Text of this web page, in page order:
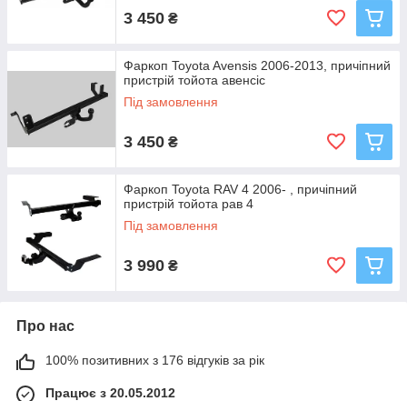
3 450 ₴
Фаркоп Toyota Avensis 2006-2013, причіпний
пристрій тойота авенсіс
Під замовлення
3 450 ₴
Фаркоп Toyota RAV 4 2006- , причіпний
пристрій тойота рав 4
Під замовлення
3 990 ₴
Про нас
100% позитивних з 176 відгуків за рік
Працює з 20.05.2012